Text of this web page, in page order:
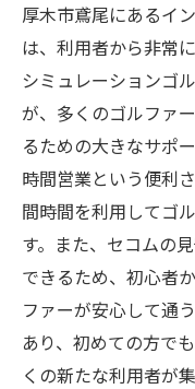
厚木市鳶尾
無料体験実施
の魅力を再発見
無料体験で
初めての方
ゴルフの魅
体験を通じ
気軽に始め
厚木市鳶尾
忙しい現代人に
厚木市鳶尾にあるイ
は、利用者から非常
シミュレーションゴ
が、多くのゴルファ
るための大きなサポ
時間営業という便利
間時間を利用してゴ
す。また、セコムの
できるため、初心者
ファーが安心して通
あり、初めての方で
くの新たな利用者が